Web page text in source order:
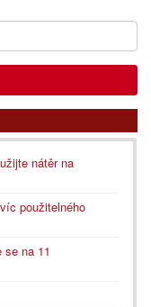
nátěr na
použitelného
na 11